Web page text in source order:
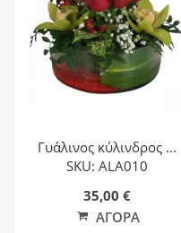
Γυάλινος κύλινδρος ...
SKU: ALA010
35,00 €
ΑΓΟΡΆ